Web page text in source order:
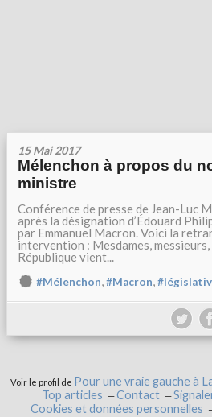
15 Mai 2017
Mélenchon à propos du
ministre
Conférence de presse de Jean-Luc
après la désignation d’Édouard
par Emmanuel Macron. Voici la
intervention : Mesdames,
République vient...
#Mélenchon,#Macron,
Voir le profil de Pour une vraie gauche à
Top articles Contact
Cookies et données personnelles